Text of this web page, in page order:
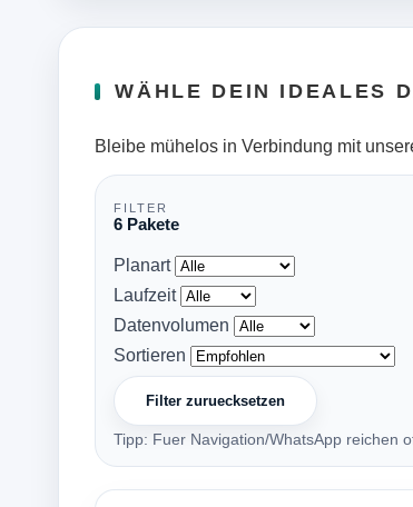
WÄHLE DEIN IDEALES
Bleibe mühelos in Verbindung mit
FILTER
6 Pakete
Planart
Laufzeit
Datenvolumen
Sortieren
Filter zuruecksetzen
Tipp: Fuer Navigation/WhatsApp reichen